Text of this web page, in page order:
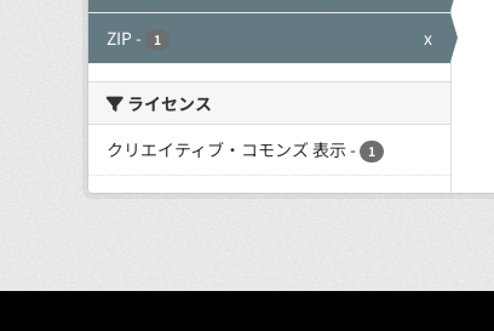
ZIP - 1 x
ライセンス
クリエイティブ・コモンズ 表示- 1